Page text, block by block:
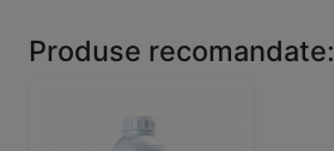
Produse recomandate: